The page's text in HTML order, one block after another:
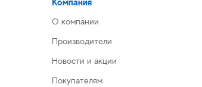
О компании
Производители
Новости и акции
Покупателям